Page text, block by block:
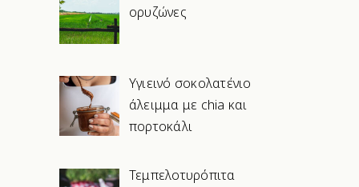
ορυζώνες
Υγιεινό σοκολατένιο
άλειμμα με chia και
πορτοκάλι
Τεμπελοτυρόπιτα